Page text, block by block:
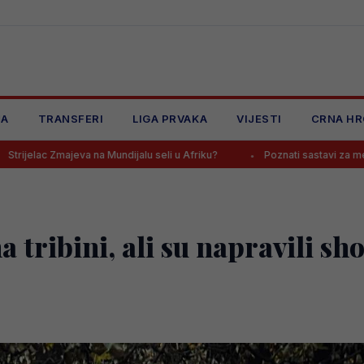
TRANSFERI LIGA PRVAKA VIJESTI CRNA
seli u Afriku? Poznati sastavi za meč na Grbavici, navijači
tribini, ali su napravili